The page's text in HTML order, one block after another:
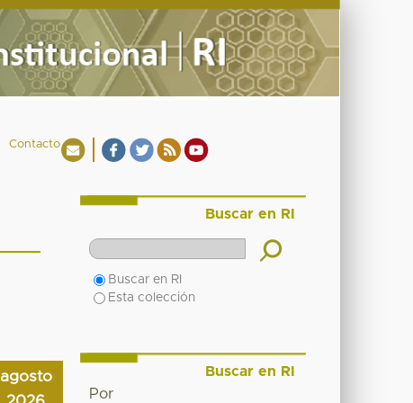
Contacto
agosto
Buscar en RI
Buscar en RI
Esta colección
Buscar en RI
Por